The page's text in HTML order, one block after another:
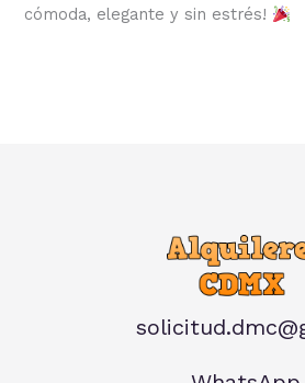
cómoda, elegante y sin estrés!